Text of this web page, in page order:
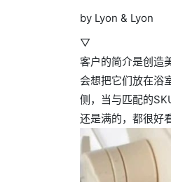
by Lyon & Lyon
▽
客户的简介是创造
会想把它们放在浴
侧，当与匹配的
还是满的，都很好